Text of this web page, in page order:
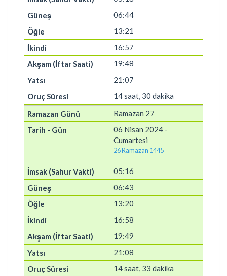
06:44
13:21
16:57
19:48
21:07
14 saat, 30 dakika
Ramazan 27
06 Nisan 2024 -
Cumartesi
26 Ramazan 1445
05:16
06:43
13:20
16:58
19:49
21:08
14 saat, 33 dakika